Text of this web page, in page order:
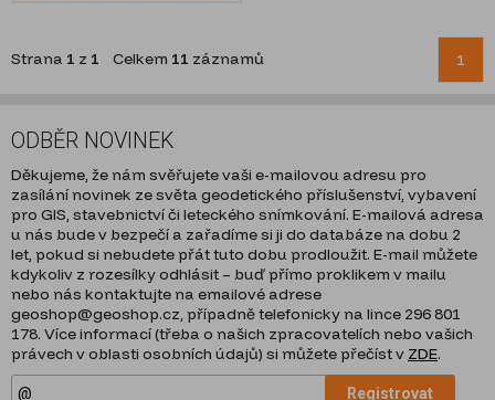
Strana 1 z 1 Celkem 11 záznamů 1
ODBĚR NOVINEK
Děkujeme, že nám svěřujete vaši e-mailovou adresu pro
zasílání novinek ze světa geodetického příslušenství, vybavení
pro GIS, stavebnictví či leteckého snímkování. E-mailová adresa
u nás bude v bezpečí a zařadíme si ji do databáze na dobu 2
let, pokud si nebudete přát tuto dobu prodloužit. E-mail můžete
kdykoliv z rozesílky odhlásit – buď přímo proklikem v mailu
nebo nás kontaktujte na emailové adrese
geoshop@geoshop.cz, případně telefonicky na lince 296 801
178. Více informací (třeba o našich zpracovatelích nebo vašich
právech v oblasti osobních údajů) si můžete přečíst v ZDE.
Registrovat